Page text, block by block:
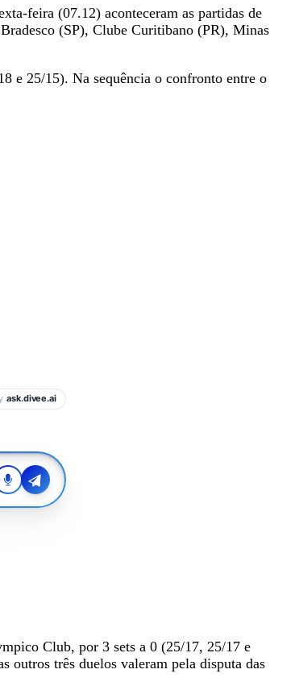
feira (07.12) aconteceram as partidas de
(SP), Clube Curitibano (PR), Minas
e 25/15). Na sequência o confronto entre o
Club, por 3 sets a 0 (25/17, 25/17 e
outros três duelos valeram pela disputa das